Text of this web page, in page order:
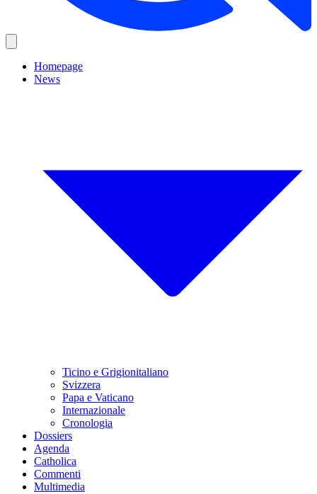
Homepage
News
Ticino e Grigionitaliano
Svizzera
Papa e Vaticano
Internazionale
Cronologia
Dossiers
Agenda
Catholica
Commenti
Multimedia